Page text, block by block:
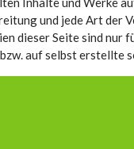
und jede Art der
dieser Seite sind
auf selbst erstellte